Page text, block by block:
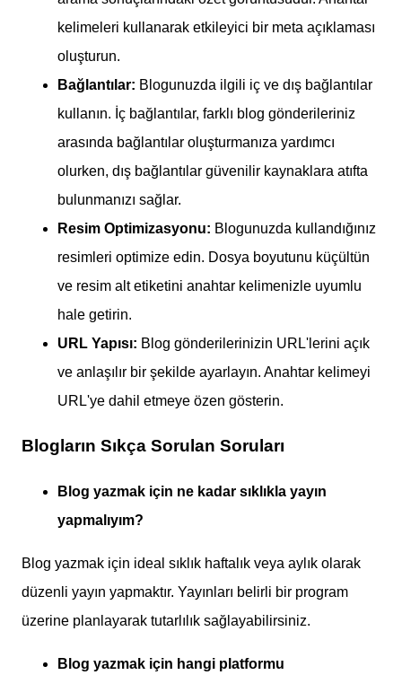
kelimeleri kullanarak etkileyici bir meta açıklaması
oluşturun.
Bağlantılar: Blogunuzda ilgili iç ve dış bağlantılar
kullanın. İç bağlantılar, farklı blog gönderileriniz
arasında bağlantılar oluşturmanıza yardımcı
olurken, dış bağlantılar güvenilir kaynaklara atıfta
bulunmanızı sağlar.
Resim Optimizasyonu: Blogunuzda kullandığınız
resimleri optimize edin. Dosya boyutunu küçültün
ve resim alt etiketini anahtar kelimenizle uyumlu
hale getirin.
URL Yapısı: Blog gönderilerinizin URL'lerini açık
ve anlaşılır bir şekilde ayarlayın. Anahtar kelimeyi
URL'ye dahil etmeye özen gösterin.
Blogların Sıkça Sorulan Soruları
Blog yazmak için ne kadar sıklıkla yayın
yapmalıyım?
Blog yazmak için ideal sıklık haftalık veya aylık olarak
düzenli yayın yapmaktır. Yayınları belirli bir program
üzerine planlayarak tutarlılık sağlayabilirsiniz.
Blog yazmak için hangi platformu